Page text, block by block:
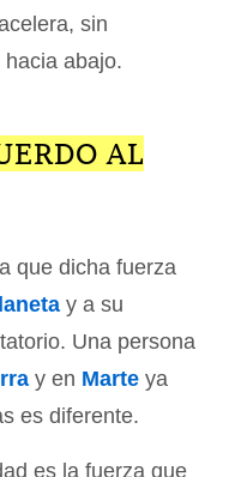
sin
abajo.
AL
que dicha fuerza
y a su
Una persona
y en Marte ya
es diferente.
es la fuerza que